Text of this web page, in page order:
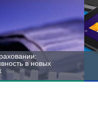
в новых